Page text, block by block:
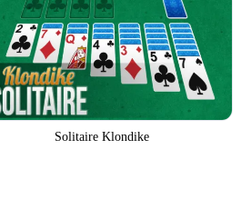
Solitaire Klondike